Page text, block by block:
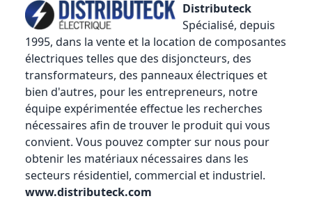
Distributeck
Spécialisé, depuis
1995, dans la vente et la location de composantes
électriques telles que des disjoncteurs, des
transformateurs, des panneaux électriques et
bien d'autres, pour les entrepreneurs, notre
équipe expérimentée effectue les recherches
nécessaires afin de trouver le produit qui vous
convient. Vous pouvez compter sur nous pour
obtenir les matériaux nécessaires dans les
secteurs résidentiel, commercial et industriel.
www.distributeck.com